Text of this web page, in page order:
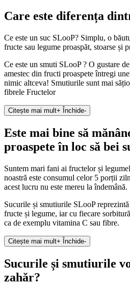
Care este diferența
Ce este un suc SLooP? Simplu, o
fructe sau legume proaspăt, stoarse și
Ce este un smuti SLooP ? O gustare
amestec din fructi proaspete întregi
nimic altceva! Smutiurile sunt mai
fibrele Fructelor
Citește mai mult+ Închide-
Este mai bine să
proaspete în loc să bei
Suntem mari fani ai fructelor și
noastră este consumul celor 5 porții
acest lucru nu este mereu la îndemână.
Sucurile și smutiurile SLooP
fructe și legume, iar cu fiecare
ca de exemplu vitamina C sau fibre.
Citește mai mult+ Închide-
Sucurile și smutiurile
zahăr?